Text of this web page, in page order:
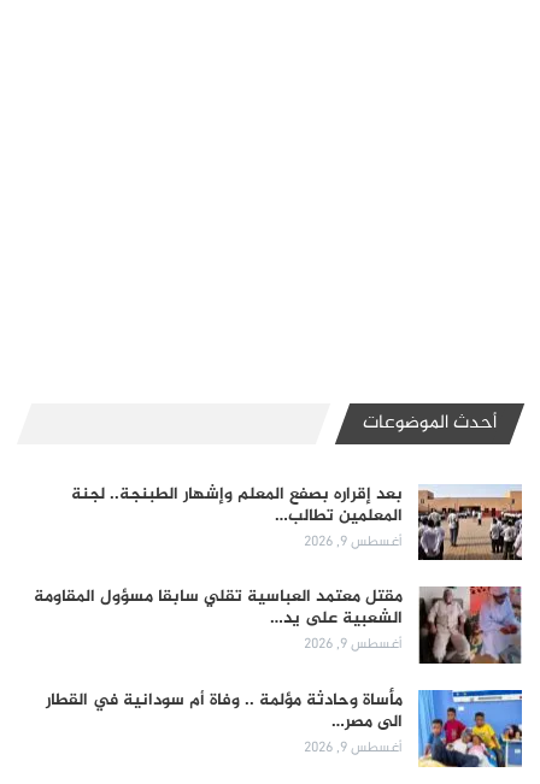
أحدث الموضوعات
بعد إقراره بصفع المعلم وإشهار الطبنجة.. لجنة
المعلمين تطالب…
أغسطس 9, 2026
مقتل معتمد العباسية تقلي سابقا مسؤول المقاومة
الشعبية على يد…
أغسطس 9, 2026
مأساة وحادثة مؤلمة .. وفاة أم سودانية في القطار
الى مصر…
أغسطس 9, 2026